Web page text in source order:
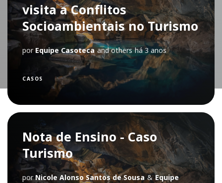
visita a Conflitos
Socioambientais no Turismo
por Equipe Casoteca and others há 3 anos
CASOS
Nota de Ensino - Caso
Turismo
porNicole Alonso Santos de Sousa & Equipe